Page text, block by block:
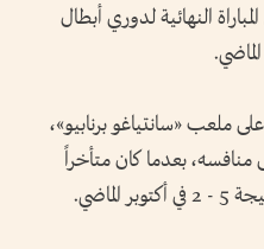
النهائية لدوري أبطال
ملعب «سانتياغو برنابيو»،
منافسه، بعدما كان متأخراً